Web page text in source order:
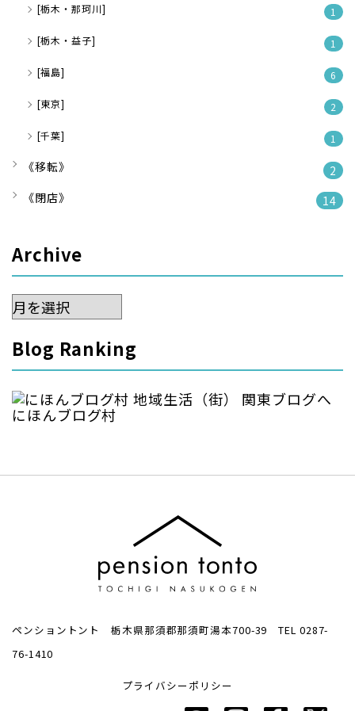
[栃木・那珂川] 1
[栃木・益子] 1
[福島] 6
[東京] 2
[千葉] 1
《移転》
2
《閉店》
14
Archive
Archive
Blog Ranking
にほんブログ村
ペンショントント 栃木県那須郡那須町湯本700-39 TEL 0287-
76-1410
プライバシーポリシー